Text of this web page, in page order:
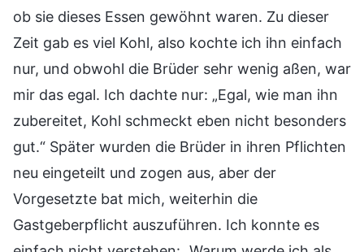
ob sie dieses Essen gewöhnt waren. Zu dieser
Zeit gab es viel Kohl, also kochte ich ihn einfach
nur, und obwohl die Brüder sehr wenig aßen, war
mir das egal. Ich dachte nur: „Egal, wie man ihn
zubereitet, Kohl schmeckt eben nicht besonders
gut.“ Später wurden die Brüder in ihren Pflichten
neu eingeteilt und zogen aus, aber der
Vorgesetzte bat mich, weiterhin die
Gastgeberpflicht auszuführen. Ich konnte es